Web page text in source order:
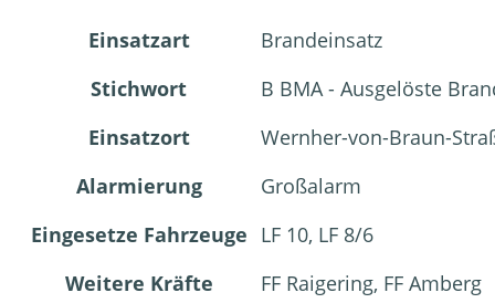
Einsatzart
Brandeinsatz
Stichwort
B BMA - Ausgelöste
Einsatzort
Wernher-von-Braun-
Alarmierung
Großalarm
Eingesetze Fahrzeuge LF 10, LF 8/6
Weitere Kräfte
FF Raigering, FF Amberg